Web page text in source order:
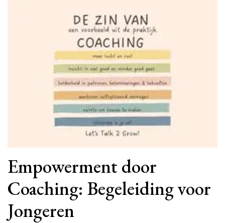
Empowerment door
Coaching: Begeleiding voor
Jongeren